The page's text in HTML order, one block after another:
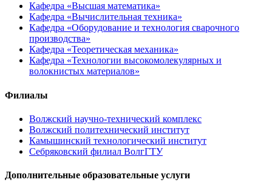
Кафедра «Высшая математика»
Кафедра «Вычислительная техника»
Кафедра «Оборудование и технология сварочного
производства»
Кафедра «Теоретическая механика»
Кафедра «Технологии высокомолекулярных и
волокнистых материалов»
Филиалы
Волжский научно-технический комплекс
Волжский политехнический институт
Камышинский технологический институт
Себряковский филиал ВолгГТУ
Дополнительные образовательные услуги